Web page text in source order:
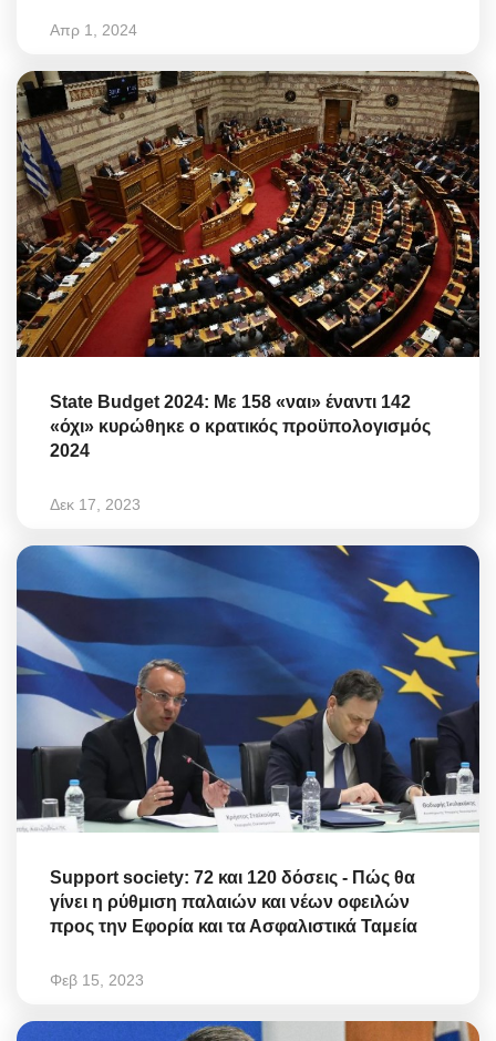
Απρ 1, 2024
State Budget 2024: Με 158 «ναι» έναντι 142
«όχι» κυρώθηκε ο κρατικός προϋπολογισμός
2024
Δεκ 17, 2023
Support society: 72 και 120 δόσεις - Πώς θα
γίνει η ρύθμιση παλαιών και νέων οφειλών
προς την Εφορία και τα Ασφαλιστικά Ταμεία
Φεβ 15, 2023